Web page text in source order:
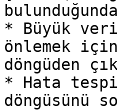
* Büyük
önlemek
döngüden
* Hata
döngüsünü